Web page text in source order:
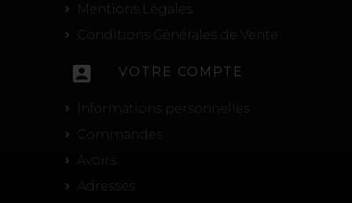
Mentions Légales
Conditions Générales de Vente
account_box VOTRE COMPTE
Informations personnelles
Commandes
Avoirs
Adresses